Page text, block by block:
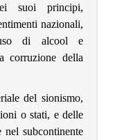
suoi principi,
nazionali,
di alcool e
corruzione della
del sionismo,
o stati, e delle
nel subcontinente